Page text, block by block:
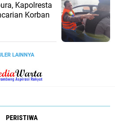
Kapolresta
Korban
LAINNYA
PERISTIWA